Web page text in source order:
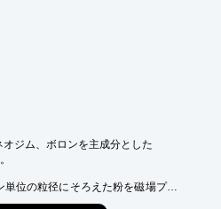
オジム、ボロンを主成分とした
位の粒径にそろえた粉を磁場プレ